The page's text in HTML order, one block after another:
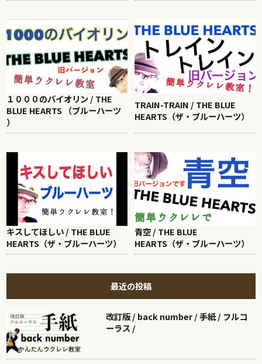
１０００のバイオリン / THE
BLUE HEARTS （ブルーハーツ
）
TRAIN-TRAIN / THE BLUE
HEARTS（ザ・ブルーハーツ）
キスしてほしい / THE BLUE
HEARTS（ザ・ブルーハーツ）
青空 / THE BLUE
HEARTS（ザ・ブルーハーツ）
最近の投稿
改訂版 / back number / 手紙 / フルコ
ーラス /